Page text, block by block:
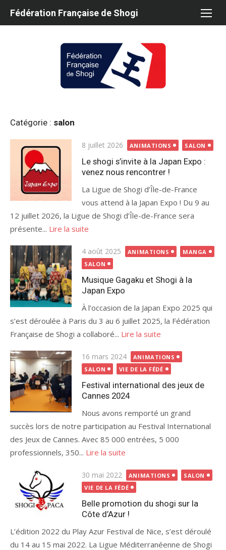
Fédération Française de Shogi
Catégorie : salon
Publié
le
8 juillet 2026 ANIMATIONS SALON
Le shogi s’invite à la Japan Expo :
venez nous rencontrer !
La Ligue de Shogi d’Île-de-France
vous attend à la Japan Expo ! Du 9 au
12 juillet 2026, la Ligue de Shogi d’Île-de-France sera
présente... Lire la suite
Publié
le
4 août 2025 ANIMATIONS
MANGA
SALON
Musique Gagaku et Shogi à la
Japan Expo
À l’occasion de la Japan Expo 2025 qui
s’est déroulée à Paris du 3 au 6 juillet 2025, la Fédération
Française de Shogi a collaboré... Lire la suite
Publié
le
16 mars 2024
ANIMATIONS
SALON
VIE DE LA FÉDÉ
Festival international des jeux de
Cannes 2024
Nous avons remporté un grand
succès lors de notre participation au Festival International
des Jeux de Cannes. Avec 85 000 entrées, 5 000
professionnels, 350... Lire la suite
Publié
le
30 mai 2022 ANIMATIONS
SALON
VIE DE LA FÉDÉ
Belle promotion du shogi sur la
Côte d’Azur !
L’édition 2022 du Play Azur Festival de Nice, s’est déroulé
du 14 au 15 mai 2022. La Ligue Méditerranéenne de Shogi